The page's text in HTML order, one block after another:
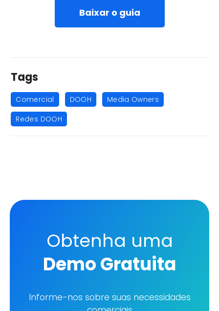
Baixar o guia
Tags
Comercial DOOH Media Owners
Redes DOOH
Obtenha uma
Demo Gratuita